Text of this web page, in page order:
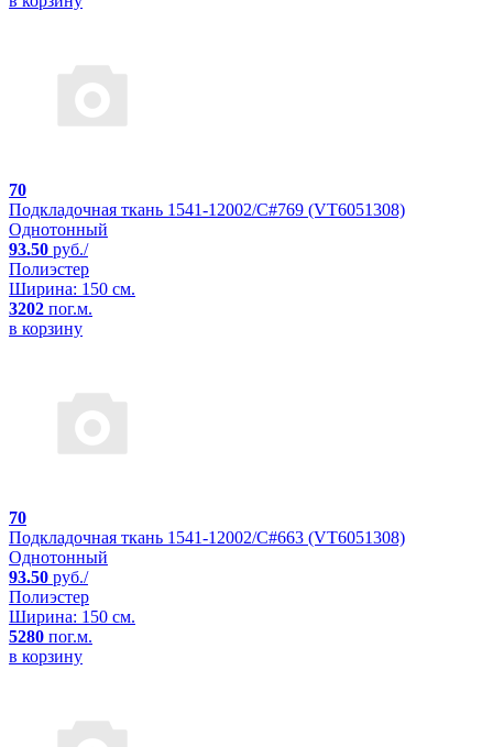
70
Подкладочная ткань 1541-12002/C#769 (VT6051308)
Однотонный
93.50 руб./
Полиэстер
Ширина: 150 см.
3202 пог.м.
в корзину
70
Подкладочная ткань 1541-12002/C#663 (VT6051308)
Однотонный
93.50 руб./
Полиэстер
Ширина: 150 см.
5280 пог.м.
в корзину